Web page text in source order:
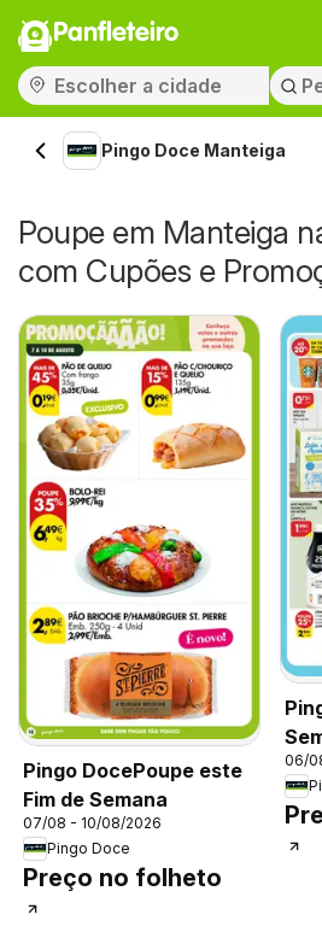
Panfleteiro
Pingo Doce Manteiga
Poupe em Manteiga
com Cupões e
Pingo DocePoupe este
Fim de Semana
07/08 - 10/08/2026
Pingo Doce
Preço no folheto
06/